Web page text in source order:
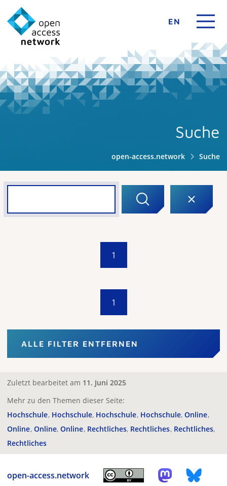
EN
Suche
open-access.network Suche
1
1
ALLE FILTER ENTFERNEN
Zuletzt bearbeitet am 11. Juni 2025
Mehr zu den Themen dieser Seite:
Hochschule Hochschule Hochschule Hochschule Online
Online Online Online Rechtliches Rechtliches Rechtliches
Rechtliches
open-access.network